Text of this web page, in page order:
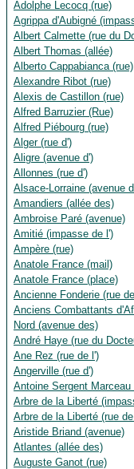
Adolphe Lecocq (rue)
Agrippa d'Aubigné
Albert Calmette (rue du
Albert Thomas (allée)
Alberto Cappabianca (rue)
Alexandre Ribot (rue)
Alexis de Castillon (rue)
Alfred Barruzier (Rue)
Alfred Piébourg (rue)
Alger (rue d')
Aligre (avenue d')
Allonnes (rue d')
Alsace-Lorraine (avenue
Amandiers (allée des)
Ambroise Paré (avenue)
Amitié (impasse de l')
Ampère (rue)
Anatole France (mail)
Anatole France (place)
Ancienne Fonderie (rue
Anciens Combattants
Nord (avenue des)
André Haye (rue du
Ane Rez (rue de l')
Angerville (rue d')
Antoine Sergent Marceau
Arbre de la Liberté
Arbre de la Liberté (rue
Aristide Briand (avenue)
Atlantes (allée des)
Auguste Ganot (rue)